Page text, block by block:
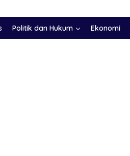
Politik dan Hukum Ekonomi